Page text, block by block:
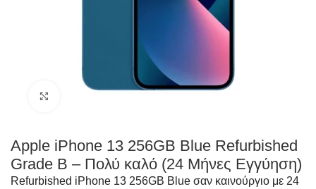
Apple iPhone 13 256GB Blue Refurbished
Grade B – Πολύ καλό (24 Μήνες Εγγύηση)
Refurbished iPhone 13 256GB Blue σαν καινούργιο με 24